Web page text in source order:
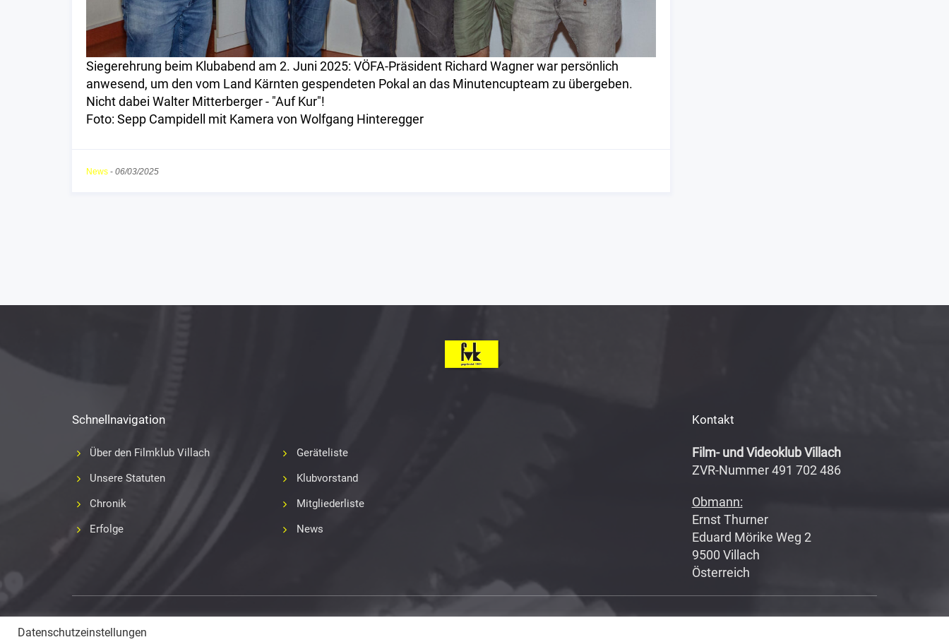
Siegerehrung beim Klubabend am 2. Juni 2025: VÖFA-Präsident Richard Wagner war persönlich
anwesend, um den vom Land Kärnten gespendeten Pokal an das Minutencupteam zu übergeben.
Nicht dabei Walter Mitterberger - "Auf Kur"!
Foto: Sepp Campidell mit Kamera von Wolfgang Hinteregger
News - 06/03/2025
Schnellnavigation
Über den Filmklub Villach
Unsere Statuten
Chronik
Erfolge
Geräteliste
Klubvorstand
Mitgliederliste
News
Kontakt
Film- und Videoklub Villach
ZVR-Nummer 491 702 486
Obmann:
Ernst Thurner
Eduard Mörike Weg 2
9500 Villach
Österreich
Copyright 2017-2018
und Film- und Videoklub Villach (Inhalte) © All Rights Reserved
Datenschutzeinstellungen